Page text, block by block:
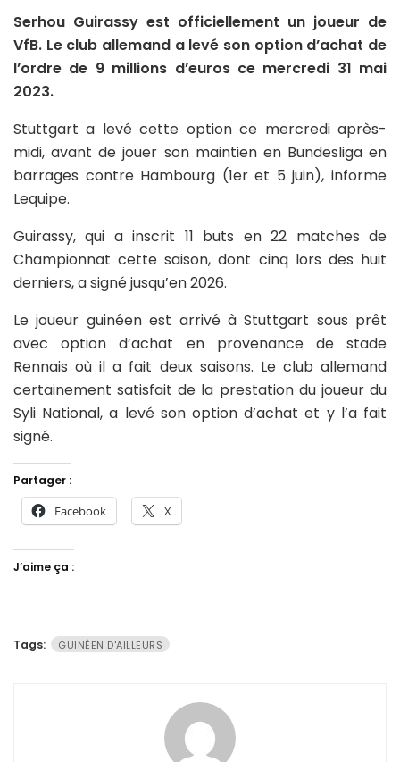
Serhou Guirassy est officiellement un joueur de
VfB. Le club allemand a levé son option d’achat de
l’ordre de 9 millions d’euros ce mercredi 31 mai
2023.
Stuttgart a levé cette option ce mercredi après-
midi, avant de jouer son maintien en Bundesliga en
barrages contre Hambourg (1er et 5 juin), informe
Lequipe.
Guirassy, qui a inscrit 11 buts en 22 matches de
Championnat cette saison, dont cinq lors des huit
derniers, a signé jusqu’en 2026.
Le joueur guinéen est arrivé à Stuttgart sous prêt
avec option d’achat en provenance de stade
Rennais où il a fait deux saisons. Le club allemand
certainement satisfait de la prestation du joueur du
Syli National, a levé son option d’achat et y l’a fait
signé.
Partager :
Facebook X
J’aime ça :
Tags: GUINÉEN D'AILLEURS